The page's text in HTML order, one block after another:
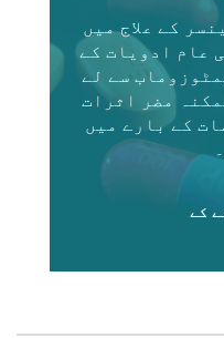
کے علاج میں
عام ادویات کے
سے لے
مضر اثرات
کے بارے میں
کے